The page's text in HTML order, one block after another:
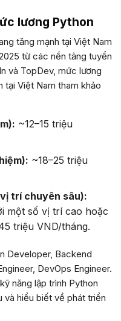
lương Python
tăng mạnh tại Việt Nam
từ các nền tảng tuyển
và TopDev, mức lương
tại Việt Nam tham khảo
~12–15 triệu
~18–25 triệu
trí chuyên sâu):
một số vị trí cao hoặc
triệu VND/tháng.
Developer, Backend
DevOps Engineer.
năng lập trình Python
và hiểu biết về phát triển